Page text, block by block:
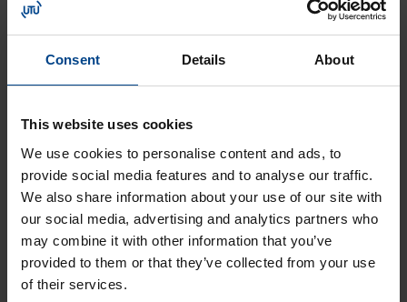
Consent Details About
This website uses cookies
We use cookies to personalise content and ads, to
provide social media features and to analyse our traffic.
We also share information about your use of our site with
our social media, advertising and analytics partners who
may combine it with other information that you’ve
provided to them or that they’ve collected from your use
of their services.
LV strā­vas transfor­ma­tors W1-3
Produkta kods: LVZWE400
LV strā­vas transfor­ma­tors W1-3
600/1A 5VA Klase 1
Produkta kods: LVZWE600
LV strā­vas transfor­ma­tors W00